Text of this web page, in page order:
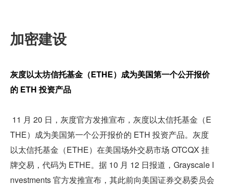
加密建设
灰度以太坊信托基金（ETHE）成为美国第一个公开报价
的 ETH 投资产品
THE）成为美国第一个公开报价的 ETH 投资产品。灰度
以太信托基金（ETHE）在美国场外交易市场 OTCQX 挂
牌交易，代码为 ETHE。据 10 月 12 日报道，Grayscale I
nvestments 官方发推宣布，其此前向美国证券交易委员会